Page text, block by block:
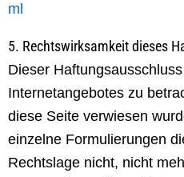
ml
5. Rechtswirksamkeit dieses
Dieser
Internetangebotes zu
diese Seite verwiesen
einzelne Formulierungen
Rechtslage nicht, nicht